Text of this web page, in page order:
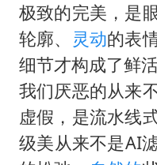
极致的完美，是
轮廓、 灵动的表
细节才构成了鲜
我们厌恶的从来
虚假，是流水线
级美从来不是AI